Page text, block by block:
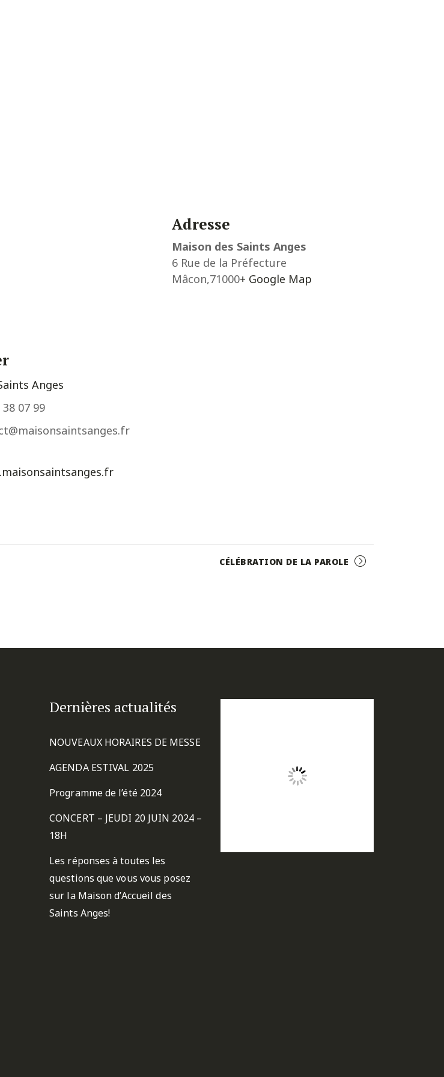
Anges
38 07 99
Adresse
Maison des Saints Anges
6 Rue de la Préfecture
Mâcon,71000+ Google Map
CÉLÉBRATION DE LA PAROLE
Dernières actualités
NOUVEAUX HORAIRES DE MESSE
AGENDA ESTIVAL 2025
Programme de l’été 2024
CONCERT – JEUDI 20 JUIN 2024 –
18H
Les réponses à toutes les
questions que vous vous posez
sur la Maison d’Accueil des
Saints Anges!